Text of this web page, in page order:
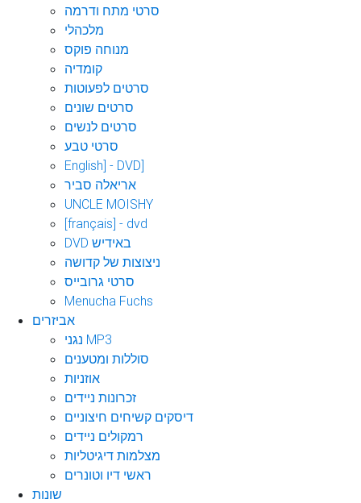
סרטי מתח ודרמה
מלכהלי
מנוחה פוקס
קומדיה
סרטים לפעוטות
סרטים שונים
סרטים לנשים
סרטי טבע
English] - DVD]
אריאלה סביר
UNCLE MOISHY
[français] - dvd
DVD באידיש
ניצוצות של קדושה
סרטי גרובייס
Menucha Fuchs
אביזרים
נגני MP3
סוללות ומטענים
אוזניות
זכרונות ניידים
דיסקים קשיחים חיצוניים
רמקולים ניידים
מצלמות דיגיטליות
ראשי דיו וטונרים
שונות